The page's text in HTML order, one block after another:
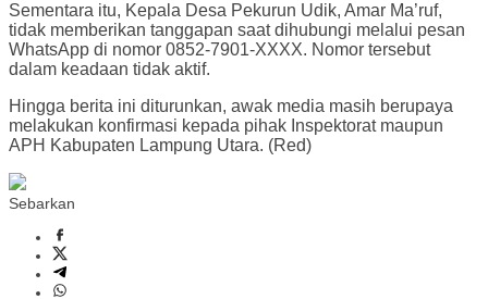
Sementara itu, Kepala Desa Pekurun Udik, Amar Ma’ruf,
tidak memberikan tanggapan saat dihubungi melalui pesan
WhatsApp di nomor 0852-7901-XXXX. Nomor tersebut
dalam keadaan tidak aktif.
Hingga berita ini diturunkan, awak media masih berupaya
melakukan konfirmasi kepada pihak Inspektorat maupun
APH Kabupaten Lampung Utara. (Red)
Sebarkan